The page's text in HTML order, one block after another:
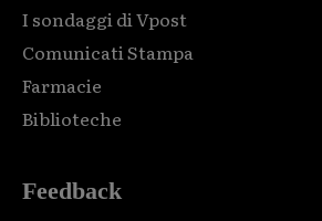
I sondaggi di Vpost
Comunicati Stampa
Farmacie
Biblioteche
Feedback